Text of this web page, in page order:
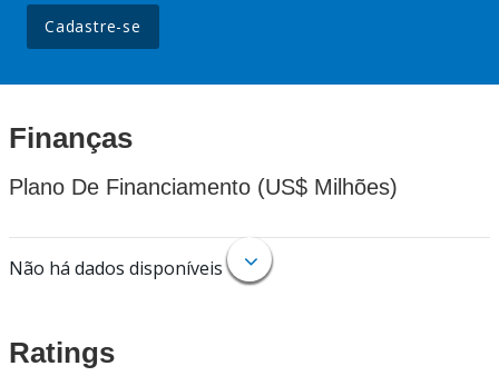
Cadastre-se
Finanças
Plano De Financiamento (US$ Milhões)
Não há dados disponíveis
Ratings